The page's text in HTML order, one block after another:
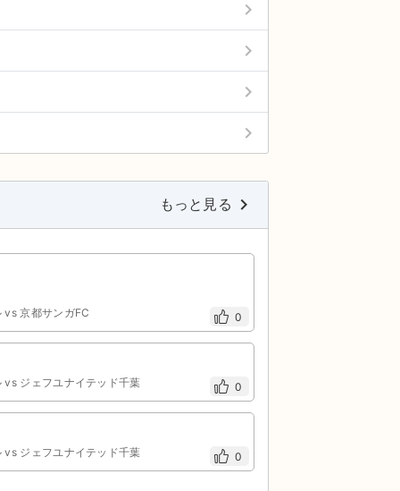
keyboard_arrow_right
keyboard_arrow_right
keyboard_arrow_right
keyboard_arrow_right
もっと見る keyboard_arrow_right
京都サンガFC 0
ジェフユナイテッド千葉 0
ジェフユナイテッド千葉 0